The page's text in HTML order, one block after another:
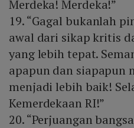
Merdeka! Merdeka!”
19. “Gagal bukanlah
awal dari sikap kritis
yang lebih tepat.
apapun dan siapapun
menjadi lebih baik!
Kemerdekaan RI!”
20. “Perjuangan